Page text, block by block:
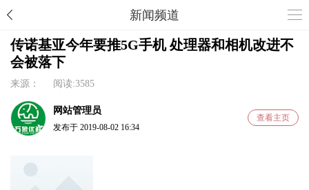
新闻频道
传诺基亚今年要推5G手机 处理器和相机改进不
会被落下
来源： 阅读:3585
网站管理员
发布于 2019-08-02 16:34
查看主页